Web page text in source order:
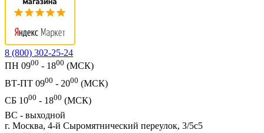
8 (800) 302-25-24
ПН 0900 - 1800 (МСК)
ВТ-ПТ 0900 - 2000 (МСК)
СБ 1000 - 1800 (МСК)
ВС - выходной
г. Москва, 4-й Сыромятнический переулок, 3/5с5